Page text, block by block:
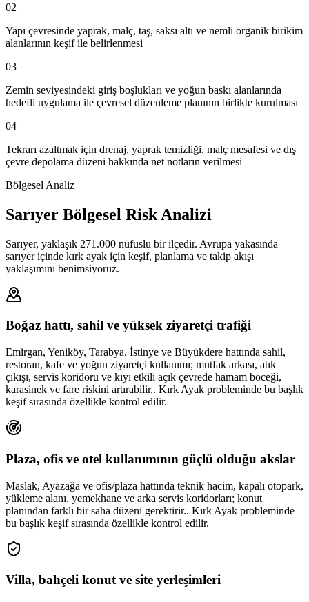
02
Yapı çevresinde yaprak, malç, taş, saksı altı ve nemli organik birikim
alanlarının keşif ile belirlenmesi
03
Zemin seviyesindeki giriş boşlukları ve yoğun baskı alanlarında
hedefli uygulama ile çevresel düzenleme planının birlikte kurulması
04
Tekrarı azaltmak için drenaj, yaprak temizliği, malç mesafesi ve dış
çevre depolama düzeni hakkında net notların verilmesi
Bölgesel Analiz
Sarıyer Bölgesel Risk Analizi
Sarıyer, yaklaşık 271.000 nüfuslu bir ilçedir. Avrupa yakasında
sarıyer içinde kırk ayak için keşif, planlama ve takip akışı
yaklaşımını benimsiyoruz.
Boğaz hattı, sahil ve yüksek ziyaretçi trafiği
Emirgan, Yeniköy, Tarabya, İstinye ve Büyükdere hattında sahil,
restoran, kafe ve yoğun ziyaretçi kullanımı; mutfak arkası, atık
çıkışı, servis koridoru ve kıyı etkili açık çevrede hamam böceği,
karasinek ve fare riskini artırabilir.. Kırk Ayak probleminde bu başlık
keşif sırasında özellikle kontrol edilir.
Plaza, ofis ve otel kullanımının güçlü olduğu akslar
Maslak, Ayazağa ve ofis/plaza hattında teknik hacim, kapalı otopark,
yükleme alanı, yemekhane ve arka servis koridorları; konut
planından farklı bir saha düzeni gerektirir.. Kırk Ayak probleminde
bu başlık keşif sırasında özellikle kontrol edilir.
Villa, bahçeli konut ve site yerleşimleri